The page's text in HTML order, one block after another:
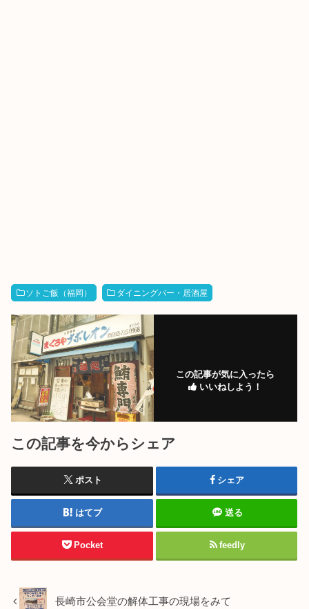
ソトご飯（福岡） ダイニングバー・居酒屋
この記事が気に入ったら
いいねしよう！
この記事を今からシェア
ポスト シェア
はてブ 送る
Pocket feedly
長崎市公会堂の解体工事の現場をみて